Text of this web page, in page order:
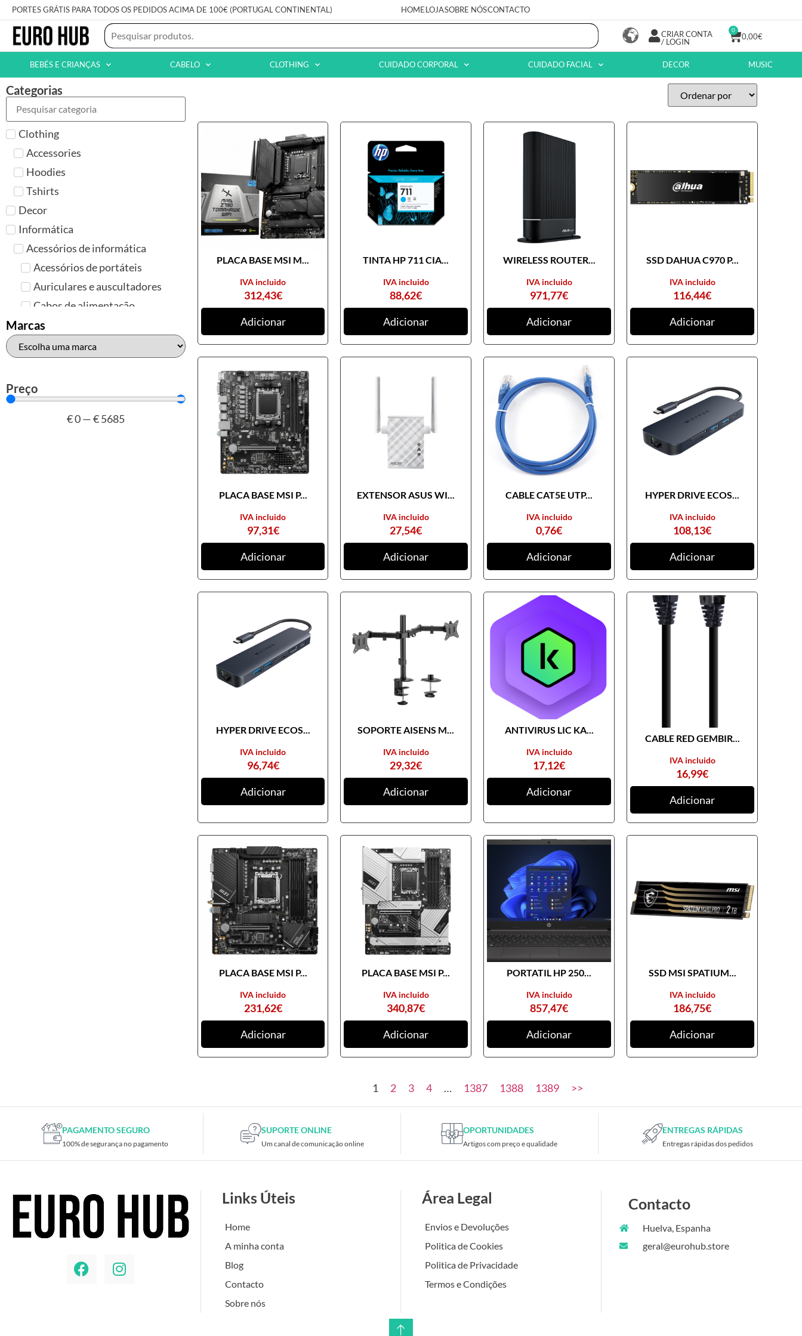
PORTES GRÁTIS PARA TODOS OS PEDIDOS ACIMA DE 100€ (PORTUGAL CONTINENTAL) HOMELOJASOBRE NÓSCONTACTO
CRIAR CONTA
/ LOGIN
0,00€
0
BEBÉS E CRIANÇAS CABELO CLOTHING CUIDADO CORPORAL CUIDADO FACIAL DECOR MUSIC
Categorias
Clothing
Accessories
Hoodies
Tshirts
Decor
Informática
Acessórios de informática
Acessórios de portáteis
Auriculares e auscultadores
Cabos de alimentação
Colunas de Som
Hubs
Leitores de cartões
Malas, mochilas e bolsas
Marcas
Processadores
SAIS
Ventoínhas
Computadores
Mini-PCs
Outros computadores
Portáteis
Marcas
Preço
€0—€5685
PLACA BASE MSI M...
312,43€
IVA incluido
Adicionar
TINTA HP 711 CIA...
88,62€
IVA incluido
Adicionar
WIRELESS ROUTER...
971,77€
IVA incluido
Adicionar
SSD DAHUA C970 P...
116,44€
IVA incluido
Adicionar
PLACA BASE MSI P...
97,31€
IVA incluido
Adicionar
EXTENSOR ASUS WI...
27,54€
IVA incluido
Adicionar
CABLE CAT5E UTP...
0,76€
IVA incluido
Adicionar
HYPER DRIVE ECOS...
108,13€
IVA incluido
Adicionar
HYPER DRIVE ECOS...
96,74€
IVA incluido
Adicionar
SOPORTE AISENS M...
29,32€
IVA incluido
Adicionar
ANTIVIRUS LIC KA...
17,12€
IVA incluido
Adicionar
CABLE RED GEMBIR...
16,99€
IVA incluido
Adicionar
PLACA BASE MSI P...
231,62€
IVA incluido
Adicionar
PLACA BASE MSI P...
340,87€
IVA incluido
Adicionar
PORTATIL HP 250...
857,47€
IVA incluido
Adicionar
SSD MSI SPATIUM...
186,75€
IVA incluido
Adicionar
1 2 3 4 … 1387 1388 1389 >>
PAGAMENTO SEGURO
100% de segurança no pagamento
SUPORTE ONLINE
Um canal de comunicação online
OPORTUNIDADES
Artigos com preço e qualidade
ENTREGAS RÁPIDAS
Entregas rápidas dos pedidos
Links Úteis
Home
A minha conta
Blog
Contacto
Sobre nós
Área Legal
Envios e Devoluções
Politica de Cookies
Politica de Privacidade
Termos e Condições
Contacto
Huelva, Espanha
geral@eurohub.store